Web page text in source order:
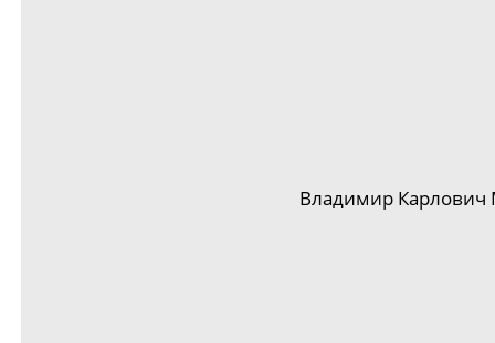
Владимир Карлович